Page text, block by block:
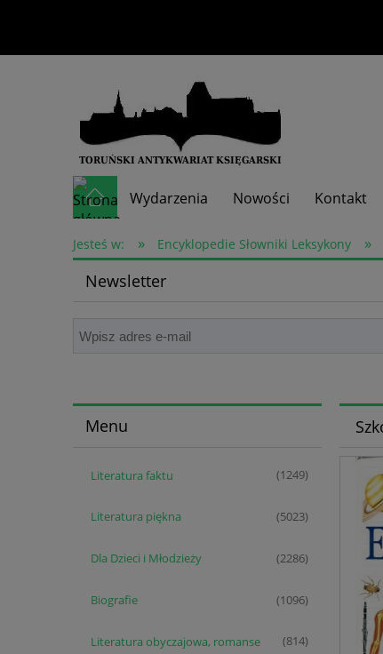
Wydarzenia Nowości Kontakt
Skup książek
Jesteś w: » Encyklopedie Słowniki Leksykony »
Newsletter
Menu
Literatura faktu (1249)
Literatura piękna (5023)
Dla Dzieci i Młodzieży (2286)
Biografie (1096)
Literatura obyczajowa, romanse (814)